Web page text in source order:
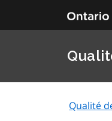
Qualité